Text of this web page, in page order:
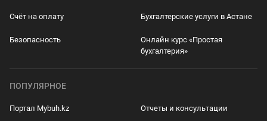
Счёт на оплату Бухгалтерские услуги в Астане
Безопасность
Онлайн курс «Простая
бухгалтерия»
ПОПУЛЯРНОЕ
Портал Mybuh.kz Отчеты и консультации